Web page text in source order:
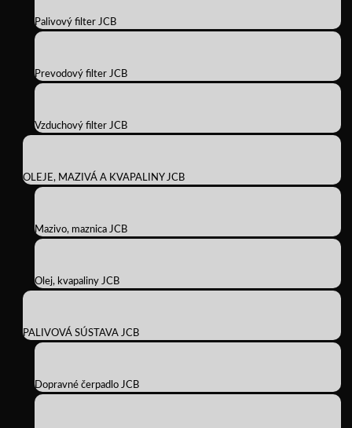
Palivový filter JCB
Prevodový filter JCB
Vzduchový filter JCB
OLEJE, MAZIVÁ A KVAPALINY JCB
Mazivo, maznica JCB
Olej, kvapaliny JCB
PALIVOVÁ SÚSTAVA JCB
Dopravné čerpadlo JCB